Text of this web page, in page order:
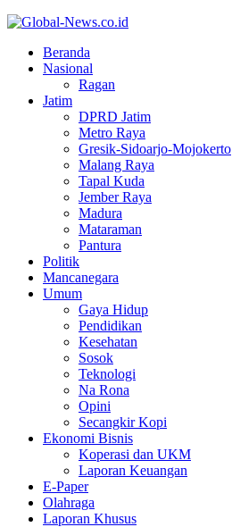
Beranda
Nasional
Ragan
Jatim
DPRD Jatim
Metro Raya
Gresik-Sidoarjo-Mojokerto
Malang Raya
Tapal Kuda
Jember Raya
Madura
Mataraman
Pantura
Politik
Mancanegara
Umum
Gaya Hidup
Pendidikan
Kesehatan
Sosok
Teknologi
Na Rona
Opini
Secangkir Kopi
Ekonomi Bisnis
Koperasi dan UKM
Laporan Keuangan
E-Paper
Olahraga
Laporan Khusus